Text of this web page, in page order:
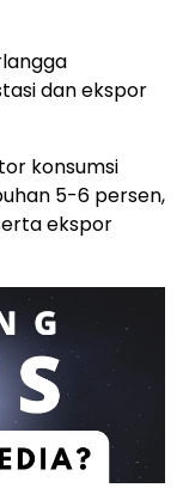
dan ekspor
konsumsi
5-6 persen,
ekspor